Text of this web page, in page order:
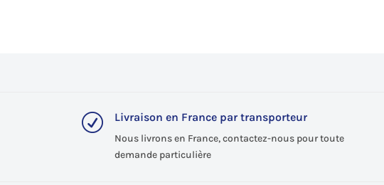
R Livraison en France par transporteur
Nous livrons en France, contactez-nous pour toute
demande particulière